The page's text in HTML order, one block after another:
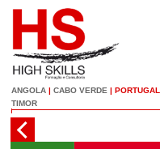
ANGOLA | CABO VERDE | PORTUGAL
TIMOR